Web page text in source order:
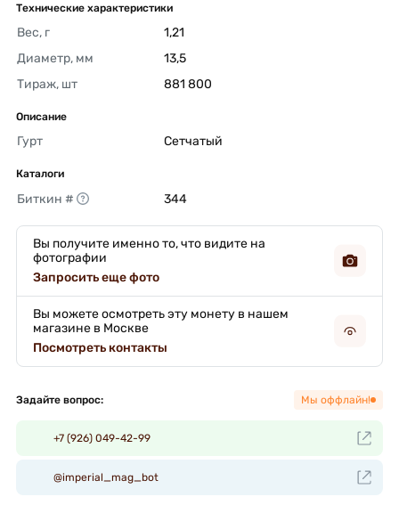
Технические характеристики
Вес, г
1,21
Диаметр, мм
13,5
Тираж, шт
881 800
Описание
Гурт Сетчатый
Каталоги
Биткин # 344
Вы получите именно то, что видите на
фотографии
Запросить еще фото
Вы можете осмотреть эту монету в нашем
магазине в Москве
Посмотреть контакты
Задайте вопрос: Мы оффлайн!
+7 (926) 049-42-99
@imperial_mag_bot